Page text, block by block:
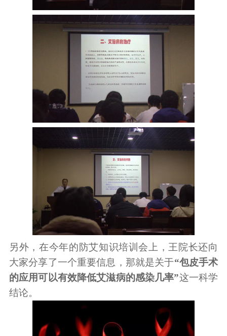
另外，在今年的防艾知识培训会上，王院长还向
大家分享了一个重要信息，那就是关于“包皮手术
的应用可以有效降低艾滋病的感染几率”这一科学
结论。